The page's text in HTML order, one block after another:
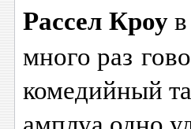
Рассел Кроу
много раз
комедийный